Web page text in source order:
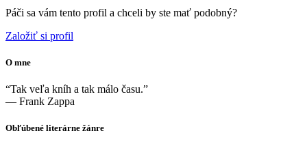
Páči sa vám tento profil a chceli by ste mať podobný?
Založiť si profil
O mne
“Tak veľa kníh a tak málo času.”
― Frank Zappa
Obľúbené literárne žánre